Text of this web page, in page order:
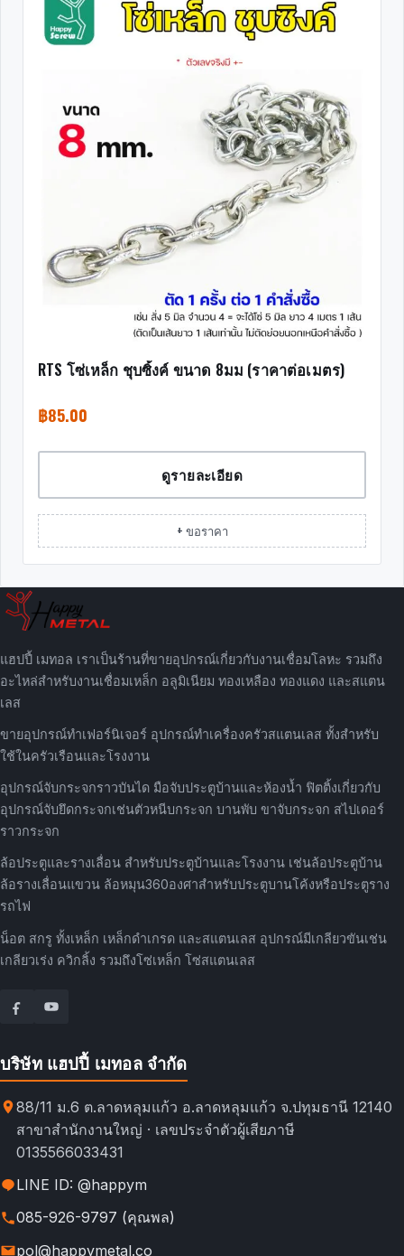
RTS โซ่เหล็ก ชุบซิ้งค์ ขนาด 8มม (ราคาต่อเมตร)
฿85.00
ดูรายละเอียด
+ ขอราคา
แฮปปี้ เมทอล เราเป็นร้านที่ขายอุปกรณ์เกี่ยวกับงานเชื่อมโลหะ รวมถึง
อะไหล่สำหรับงานเชื่อมเหล็ก อลูมิเนียม ทองเหลือง ทองแดง และสแตน
เลส
ขายอุปกรณ์ทำเฟอร์นิเจอร์ อุปกรณ์ทำเครื่องครัวสแตนเลส ทั้งสำหรับ
ใช้ในครัวเรือนและโรงงาน
อุปกรณ์จับกระจกราวบันได มือจับประตูบ้านและห้องน้ำ ฟิตติ้งเกี่ยวกับ
อุปกรณ์จับยึดกระจกเช่นตัวหนีบกระจก บานพับ ขาจับกระจก สไปเดอร์
ราวกระจก
ล้อประตูและรางเลื่อน สำหรับประตูบ้านและโรงงาน เช่นล้อประตูบ้าน
ล้อรางเลื่อนแขวน ล้อหมุน360องศาสำหรับประตูบานโค้งหรือประตูราง
รถไฟ
น็อต สกรู ทั้งเหล็ก เหล็กดำเกรด และสแตนเลส อุปกรณ์มีเกลียวขันเช่น
เกลียวเร่ง ควิกลิ้ง รวมถึงโซ่เหล็ก โซ่สแตนเลส
บริษัท แฮปปี้ เมทอล จำกัด
88/11 ม.6 ต.ลาดหลุมแก้ว อ.ลาดหลุมแก้ว จ.ปทุมธานี 12140
สาขาสำนักงานใหญ่ · เลขประจำตัวผู้เสียภาษี
0135566033431
LINE ID: @happym
085-926-9797 (คุณพล)
pol@happymetal.co